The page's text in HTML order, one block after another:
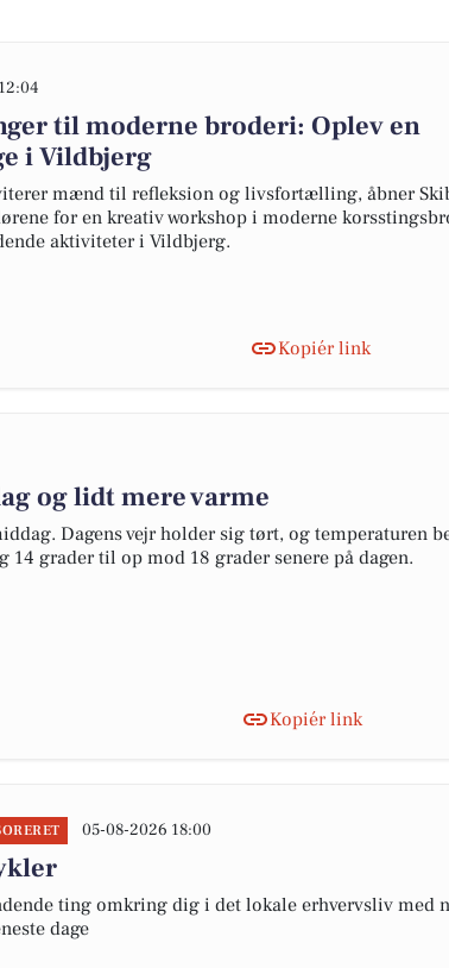
til moderne broderi: Oplev en
i Vildbjerg
mænd til refleksion og livsfortælling, åbner
for en kreativ workshop i moderne
aktiviteter i Vildbjerg.
Kopiér link
og lidt mere varme
Dagens vejr holder sig tørt, og temperaturen
grader til op mod 18 grader senere på dagen.
Kopiér link
05-08-2026 18:00
ting omkring dig i det lokale erhvervsliv med
dage